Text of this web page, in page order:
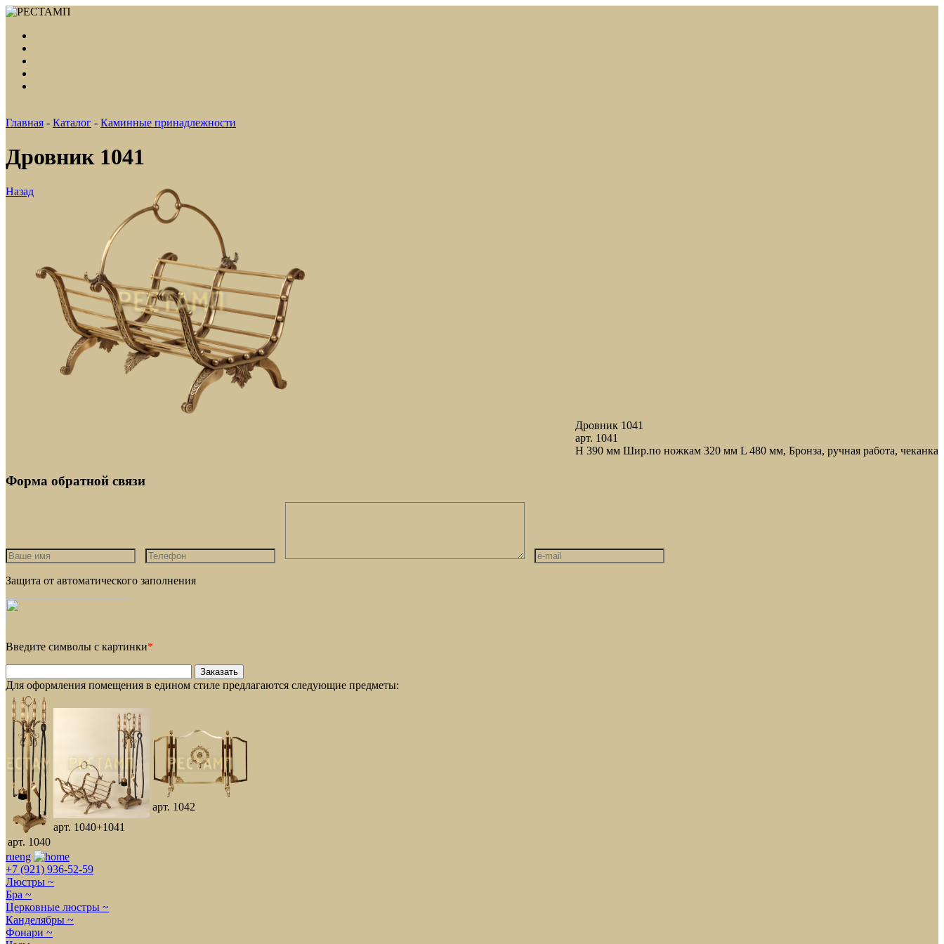
Главная - Каталог - Каминные принадлежности
Дровник 1041
Назад
Дровник 1041
арт. 1041
H 390 мм Шир.по ножкам 320 мм L 480 мм, Бронза, ручная работа, чеканка
Форма обратной связи
Защита от автоматического заполнения
Введите символы с картинки*
Для оформления помещения в едином стиле предлагаются следующие предметы:
арт. 1040
арт. 1040+1041
арт. 1042
rueng
+7 (921) 936-52-59
Люстры ~
Бра ~
Церковные люстры ~
Канделябры ~
Фонари ~